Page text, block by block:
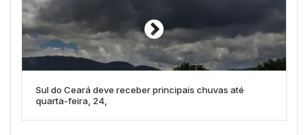
Sul do Ceará deve receber principais chuvas até
quarta-feira, 24,